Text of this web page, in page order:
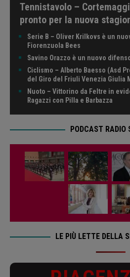
Tennistavolo –
pronto per la nuova
Serie B – Oliver Krilkovs è un
Fiorenzuola Bees
Savino Orazzo è un nuovo
Ciclismo – Alberto Baesso (Asd
del Giro del Friuli Venezia Giulia
Nuoto – Vittorino da Feltre in
Ragazzi con Pilla e Barbazza
PODCAST RADIO
LE PIÙ LETTE DELLA